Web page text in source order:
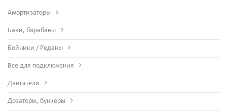
Амортизаторы
Баки, барабаны
Бойники / Реданы
Все для подключения
Двигатели
Дозаторы, бункеры